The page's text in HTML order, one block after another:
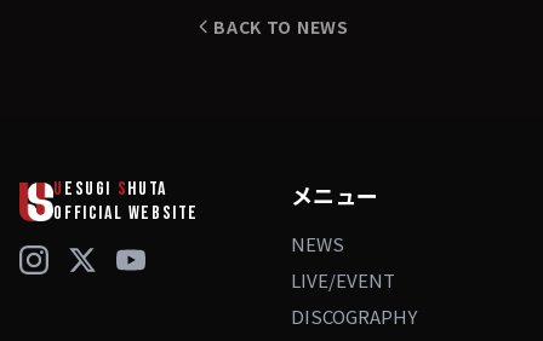
BACK TO NEWS
U ESUGI SHUTA
OFFICIAL WEBSITE
メニュー
NEWS
LIVE/EVENT
DISCOGRAPHY